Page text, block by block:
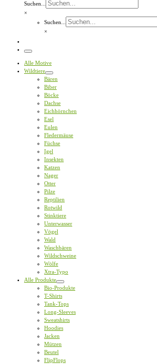
Suchen...
×
Suchen...
×
Menü
Alle Motive
Wildtiere
Bären
Biber
Böcke
Dachse
Eichhörnchen
Esel
Eulen
Fledermäuse
Füchse
Igel
Insekten
Katzen
Nager
Otter
Pilze
Reptilien
Rotwild
Stinktiere
Unterwasser
Vögel
Wald
Waschbären
Wildschweine
Wölfe
Xtra-Typo
Alle Produkte
Bio-Produkte
T-Shirts
Tank-Tops
Long-Sleeves
Sweatshirts
Hoodies
Jacken
Mützen
Beutel
FlipFlops